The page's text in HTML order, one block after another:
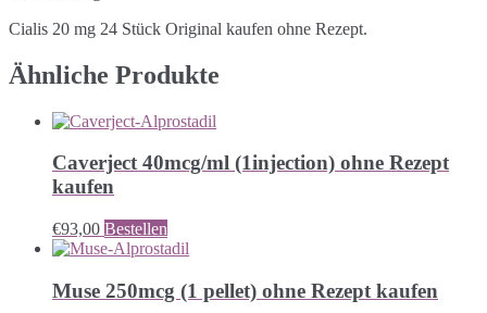
Cialis 20 mg 24 Stück Original kaufen ohne Rezept.
Ähnliche Produkte
Caverject 40mcg/ml (1injection) ohne Rezept
kaufen
€93,00 Bestellen
Muse 250mcg (1 pellet) ohne Rezept kaufen